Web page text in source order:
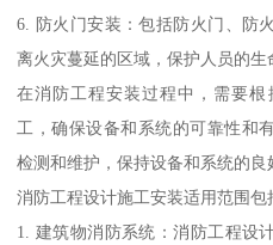
6. 防火门安装：包括防火门、防
离火灾蔓延的区域，保护人员的生
在消防工程安装过程中，需要
工，确保设备和系统的可靠性和
检测和维护，保持设备和系统的良
消防工程设计施工安装适用范围包
1. 建筑物消防系统：消防工程设